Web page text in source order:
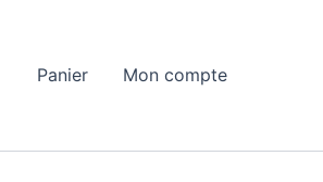
Panier Mon compte